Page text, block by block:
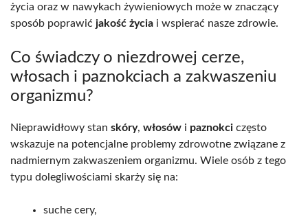
życia oraz w nawykach żywieniowych może w znaczący
sposób poprawić jakość życia i wspierać nasze zdrowie.
Co świadczy o niezdrowej cerze,
włosach i paznokciach a zakwaszeniu
organizmu?
Nieprawidłowy stan skóry, włosów i paznokci często
wskazuje na potencjalne problemy zdrowotne związane z
nadmiernym zakwaszeniem organizmu. Wiele osób z tego
typu dolegliwościami skarży się na:
suche cery,